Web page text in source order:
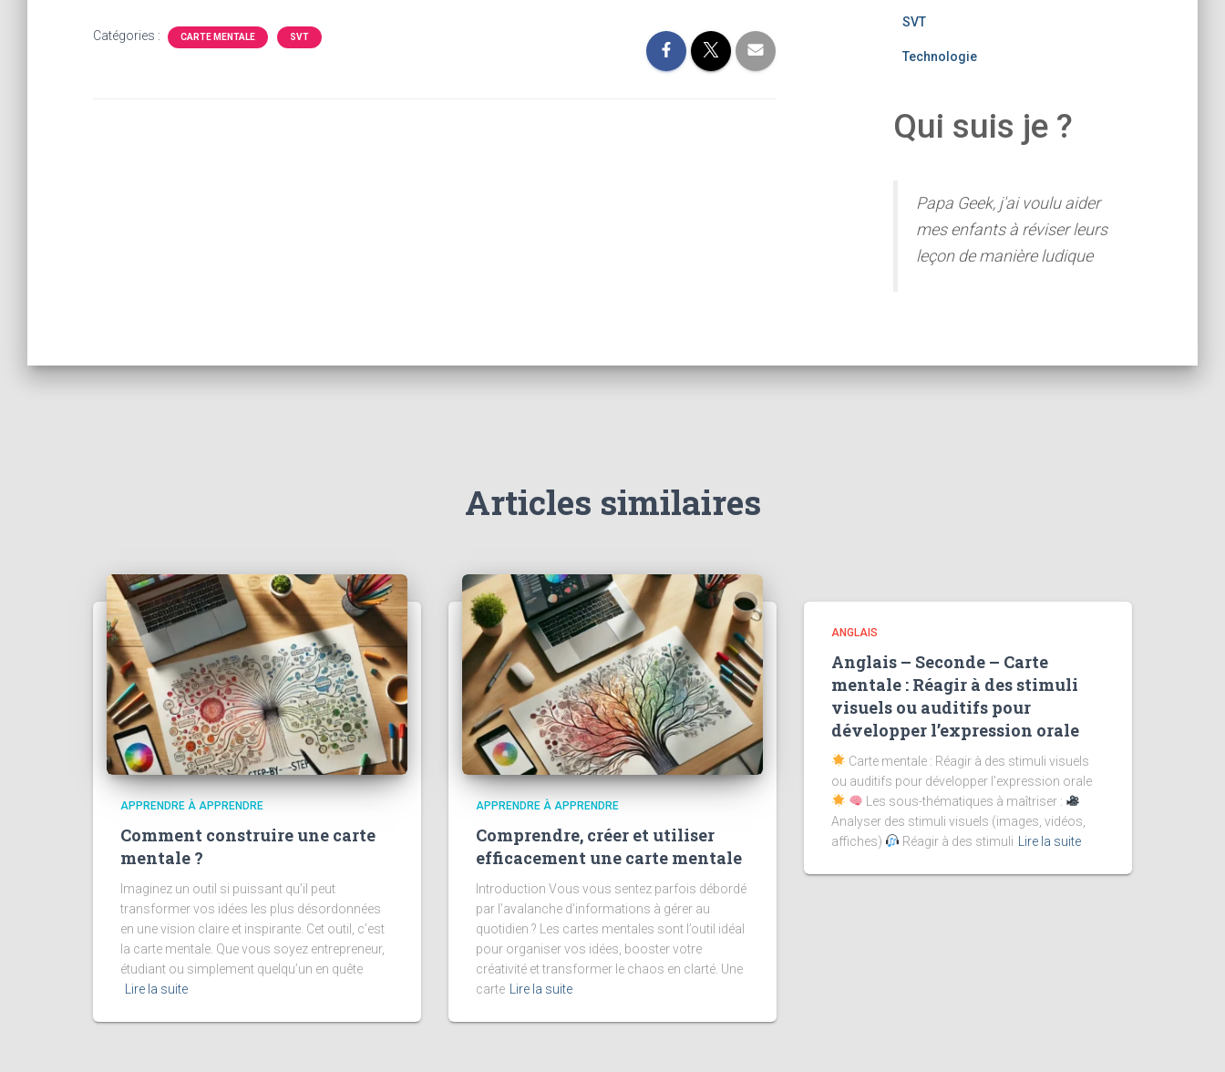
Catégories : CARTE MENTALE SVT
SVT
Technologie
Qui suis je ?
Papa Geek, j'ai voulu aider
mes enfants à réviser leurs
leçon de manière ludique
Articles similaires
APPRENDRE À APPRENDRE
Comment construire une carte
mentale ?
Imaginez un outil si puissant qu’il peut
transformer vos idées les plus désordonnées
en une vision claire et inspirante. Cet outil, c’est
la carte mentale. Que vous soyez entrepreneur,
étudiant ou simplement quelqu’un en quête
Lire la suite
APPRENDRE À APPRENDRE
Comprendre, créer et utiliser
efficacement une carte mentale
Introduction Vous vous sentez parfois débordé
par l’avalanche d’informations à gérer au
quotidien ? Les cartes mentales sont l’outil idéal
pour organiser vos idées, booster votre
créativité et transformer le chaos en clarté. Une
carte
Lire la suite
ANGLAIS
Anglais – Seconde – Carte
mentale : Réagir à des stimuli
visuels ou auditifs pour
développer l’expression orale
Carte mentale : Réagir à des stimuli visuels
ou auditifs pour développer l’expression orale
Les sous-thématiques à maîtriser :
Analyser des stimuli visuels (images, vidéos,
affiches)
Réagir à des stimuli Lire la suite